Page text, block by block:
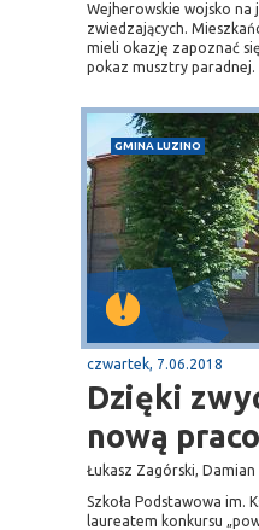
Wejherowskie wojsko na
zwiedzających.
mieli okazję zapoznać
pokaz musztry paradnej.
GMINA LUZINO
czwartek, 7.06.2018
Dzięki
nową
Łukasz Zagórski, Damian
Szkoła Podstawowa im.
laureatem konkursu